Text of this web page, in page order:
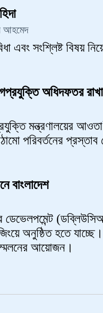
আহমেদ
এবং সংশ্লিষ্ট বিষয়
অধিদফতর
মন্ত্রণালয়ের
পরিবর্তনের
বাংলাদেশ
ডেভেলপমেন্ট
অনুষ্ঠিত হতে
আয়োজন।